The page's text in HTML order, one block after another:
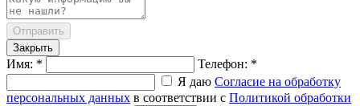
Отправить
Закрыть
Имя: *
Телефон: *
Я даю Согласие на обработку
персональных данных в соответствии с Политикой обработки